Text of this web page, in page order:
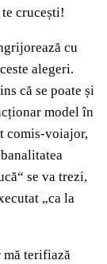
crucești!
cu
alegeri.
că se poate și
model în
comis-voiajor,
se va trezi,
„ca la
mă terifiază